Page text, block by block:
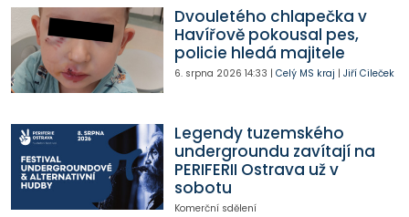
Dvouletého chlapečka v
Havířově pokousal pes,
policie hledá majitele
6. srpna 2026 14:33 | Celý MS kraj | Jiří Cileček
Legendy tuzemského
undergroundu zavítají na
PERIFERII Ostrava už v
sobotu
Komerční sdělení